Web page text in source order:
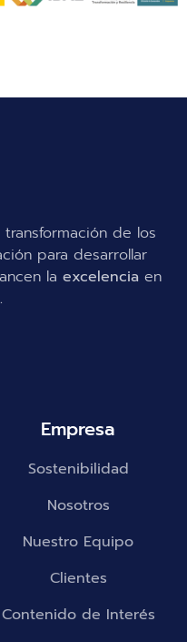
transformación de los
para desarrollar
la excelencia en
Empresa
Sostenibilidad
Nosotros
Nuestro Equipo
Clientes
Contenido de Interés